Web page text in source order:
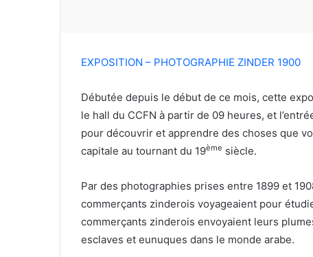
EXPOSITION – PHOTOGRAPHIE ZINDER 1900
Débutée depuis le début de ce mois, cette
le hall du CCFN à partir de 09 heures, et
pour découvrir et apprendre des choses que
capitale au tournant du 19ème siècle.
Par des photographies prises entre 1899 et
commerçants zinderois voyageaient pour
commerçants zinderois envoyaient leurs
esclaves et eunuques dans le monde arabe.